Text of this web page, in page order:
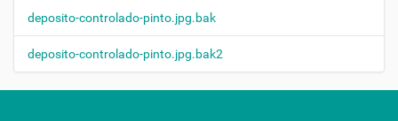
deposito-controlado-pinto.jpg.bak
deposito-controlado-pinto.jpg.bak2